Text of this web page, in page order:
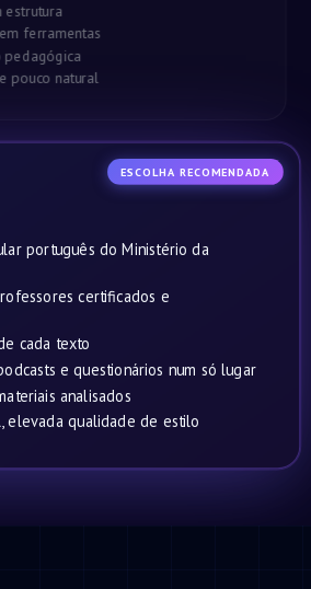
estrutura
ferramentas
pedagógica
pouco natural
ESCOLHA RECOMENDADA
português do Ministério da
certificados e
cada texto
e questionários num só lugar
analisados
elevada qualidade de estilo